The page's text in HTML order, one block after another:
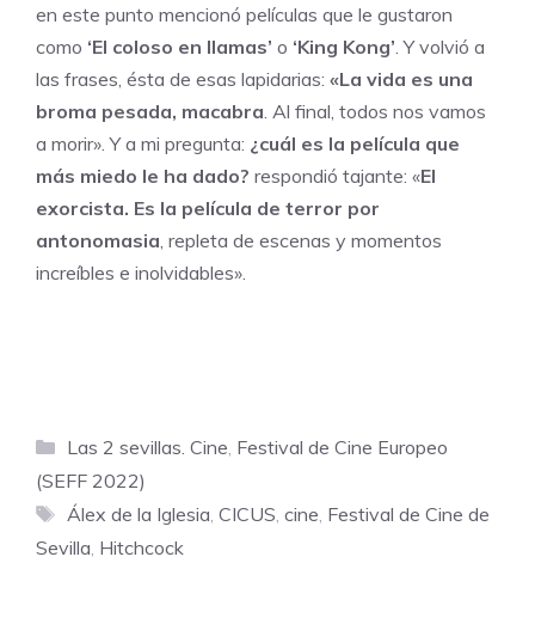
en este punto mencionó películas que le gustaron
como ‘El coloso en llamas’ o ‘King Kong’ . Y volvió a
las frases, ésta de esas lapidarias: «La vida es una
broma pesada, macabra . Al final, todos nos vamos
a morir». Y a mi pregunta: ¿cuál es la película que
más miedo le ha dado? respondió tajante: «El
exorcista. Es la película de terror por
antonomasia , repleta de escenas y momentos
increíbles e inolvidables».
Categorías
Las 2 sevillas. Cine Festival de Cine Europeo
(SEFF 2022)
Etiquetas
Álex de la Iglesia CICUS cine Festival de Cine de
Sevilla Hitchcock